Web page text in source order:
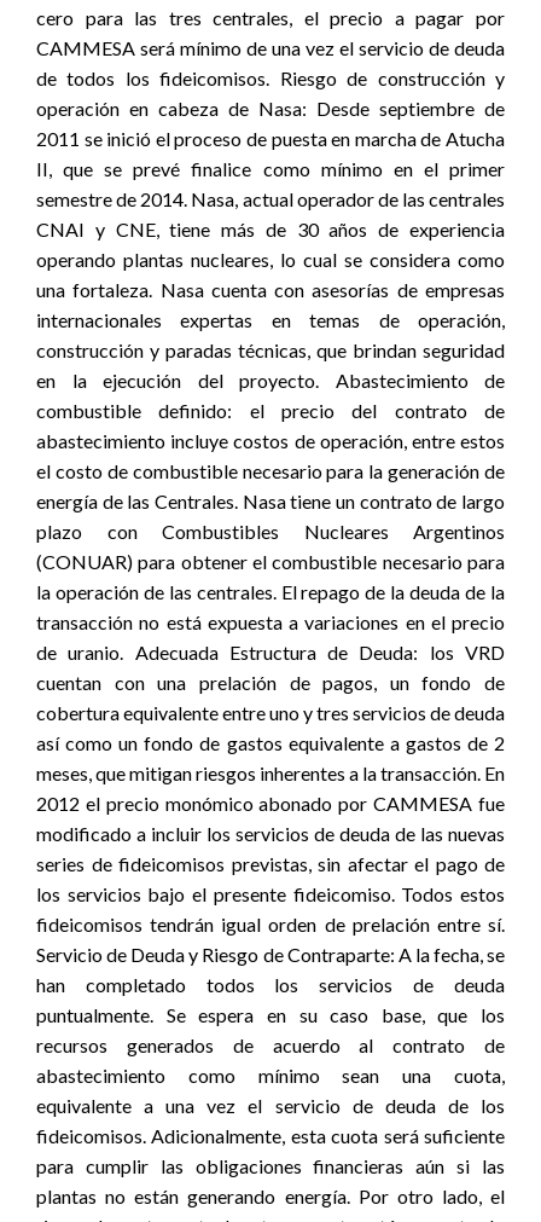
cero para las tres centrales, el precio a pagar por
CAMMESA será mínimo de una vez el servicio de deuda
de todos los fideicomisos. Riesgo de construcción y
operación en cabeza de Nasa: Desde septiembre de
2011 se inició el proceso de puesta en marcha de Atucha
II, que se prevé finalice como mínimo en el primer
semestre de 2014. Nasa, actual operador de las centrales
CNAI y CNE, tiene más de 30 años de experiencia
operando plantas nucleares, lo cual se considera como
una fortaleza. Nasa cuenta con asesorías de empresas
internacionales expertas en temas de operación,
construcción y paradas técnicas, que brindan seguridad
en la ejecución del proyecto. Abastecimiento de
combustible definido: el precio del contrato de
abastecimiento incluye costos de operación, entre estos
el costo de combustible necesario para la generación de
energía de las Centrales. Nasa tiene un contrato de largo
plazo con Combustibles Nucleares Argentinos
(CONUAR) para obtener el combustible necesario para
la operación de las centrales. El repago de la deuda de la
transacción no está expuesta a variaciones en el precio
de uranio. Adecuada Estructura de Deuda: los VRD
cuentan con una prelación de pagos, un fondo de
cobertura equivalente entre uno y tres servicios de deuda
así como un fondo de gastos equivalente a gastos de 2
meses, que mitigan riesgos inherentes a la transacción. En
2012 el precio monómico abonado por CAMMESA fue
modificado a incluir los servicios de deuda de las nuevas
series de fideicomisos previstas, sin afectar el pago de
los servicios bajo el presente fideicomiso. Todos estos
fideicomisos tendrán igual orden de prelación entre sí.
Servicio de Deuda y Riesgo de Contraparte: A la fecha, se
han completado todos los servicios de deuda
puntualmente. Se espera en su caso base, que los
recursos generados de acuerdo al contrato de
abastecimiento como mínimo sean una cuota,
equivalente a una vez el servicio de deuda de los
fideicomisos. Adicionalmente, esta cuota será suficiente
para cumplir las obligaciones financieras aún si las
plantas no están generando energía. Por otro lado, el